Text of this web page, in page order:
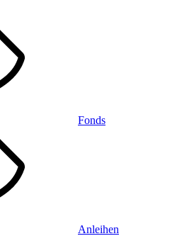
Fonds
Anleihen